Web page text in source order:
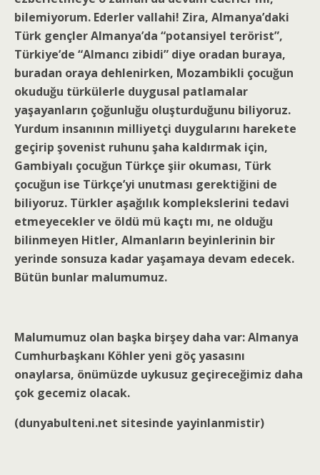
bilemiyorum. Ederler vallahi! Zira, Almanya’daki
Türk gençler Almanya’da “potansiyel terörist”,
Türkiye’de “Almancı zibidi” diye oradan buraya,
buradan oraya dehlenirken, Mozambikli çocuğun
okuduğu türkülerle duygusal patlamalar
yaşayanların çoğunluğu oluşturduğunu biliyoruz.
Yurdum insanının milliyetçi duygularını harekete
geçirip şovenist ruhunu şaha kaldırmak için,
Gambiyalı çocuğun Türkçe şiir okuması, Türk
çocuğun ise Türkçe’yi unutması gerektiğini de
biliyoruz. Türkler aşağılık komplekslerini tedavi
etmeyecekler ve öldü mü kaçtı mı, ne olduğu
bilinmeyen Hitler, Almanların beyinlerinin bir
yerinde sonsuza kadar yaşamaya devam edecek.
Bütün bunlar malumumuz.
Malumumuz olan başka birşey daha var: Almanya
Cumhurbaşkanı Köhler yeni göç yasasını
onaylarsa, önümüzde uykusuz geçireceğimiz daha
çok gecemiz olacak.
(dunyabulteni.net sitesinde yayinlanmistir)